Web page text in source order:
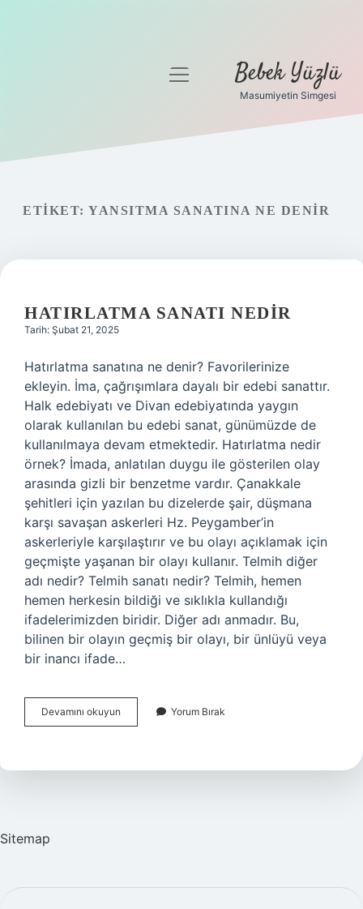
Gizlilik Politikası
menüyü
Bebek Yüzlü
Masumiyetin Simgesi
ETIKET: YANSITMA SANATINA NE DENIR
HATIRLATMA SANATI NEDIR
Tarih: Şubat 21, 2025
Hatırlatma sanatına ne denir? Favorilerinize
ekleyin. İma, çağrışımlara dayalı bir edebi sanattır.
Halk edebiyatı ve Divan edebiyatında yaygın
olarak kullanılan bu edebi sanat, günümüzde de
kullanılmaya devam etmektedir. Hatırlatma nedir
örnek? İmada, anlatılan duygu ile gösterilen olay
arasında gizli bir benzetme vardır. Çanakkale
şehitleri için yazılan bu dizelerde şair, düşmana
karşı savaşan askerleri Hz. Peygamber’in
askerleriyle karşılaştırır ve bu olayı açıklamak için
geçmişte yaşanan bir olayı kullanır. Telmih diğer
adı nedir? Telmih sanatı nedir? Telmih, hemen
hemen herkesin bildiği ve sıklıkla kullandığı
ifadelerimizden biridir. Diğer adı anmadır. Bu,
bilinen bir olayın geçmiş bir olayı, bir ünlüyü veya
bir inancı ifade…
Devamını okuyun Hatırlatma
Sanatı
Yorum Bırak
Sitemap